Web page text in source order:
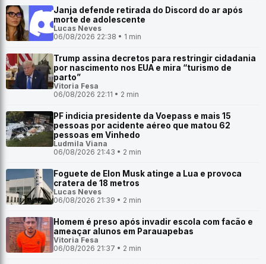
Janja defende retirada do Discord do ar após
morte de adolescente
Lucas Neves
06/08/2026 22:38 • 1 min
Trump assina decretos para restringir cidadania
por nascimento nos EUA e mira “turismo de
parto”
Vitoria Fesa
06/08/2026 22:11 • 2 min
PF indicia presidente da Voepass e mais 15
pessoas por acidente aéreo que matou 62
pessoas em Vinhedo
Ludmila Viana
06/08/2026 21:43 • 2 min
Foguete de Elon Musk atinge a Lua e provoca
cratera de 18 metros
Lucas Neves
06/08/2026 21:39 • 2 min
Homem é preso após invadir escola com facão e
ameaçar alunos em Parauapebas
Vitoria Fesa
06/08/2026 21:37 • 2 min